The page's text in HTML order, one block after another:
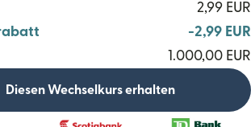
2,99 EUR
-2,99 EUR
1.000,00 EUR
Diesen Wechselkurs erhalten